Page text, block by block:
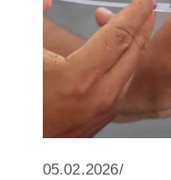
05.02.2026/